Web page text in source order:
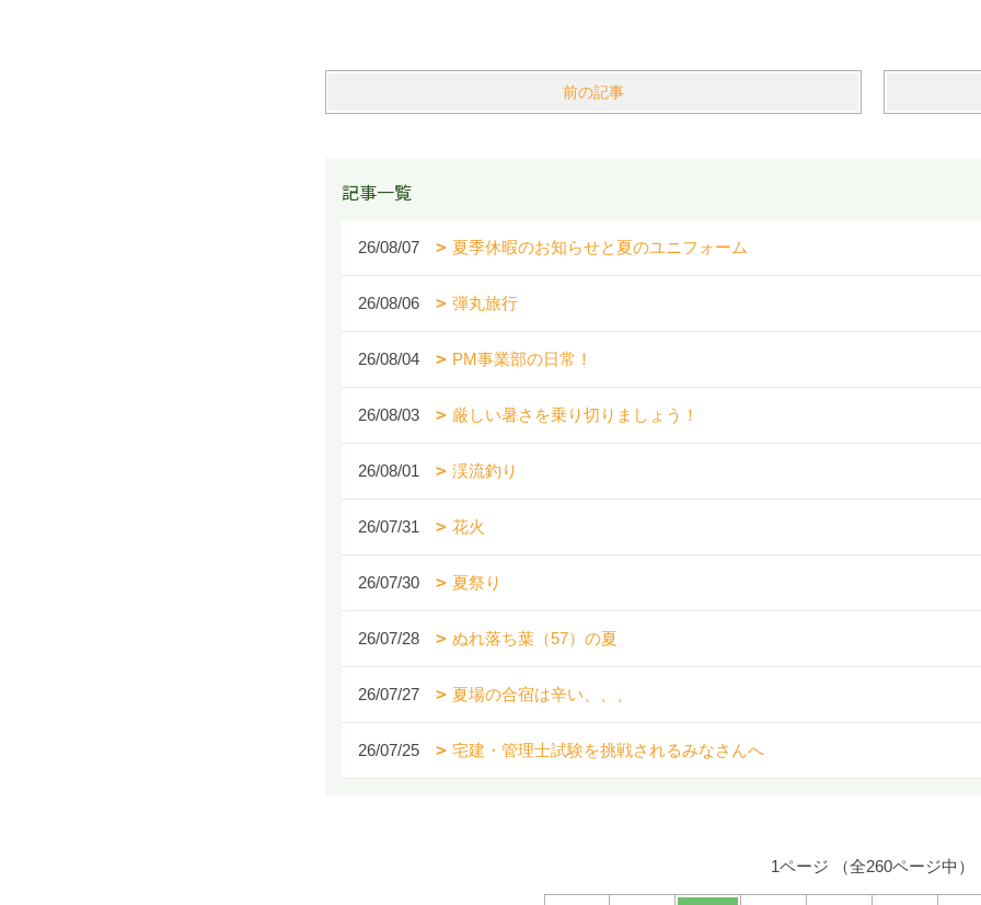
前の記事
記事一覧
26/08/07 夏季休暇のお知らせと夏のユニフォーム
26/08/06 弾丸旅行
26/08/04 PM事業部の日常！
26/08/03 厳しい暑さを乗り切りましょう！
26/08/01 渓流釣り
26/07/31 花火
26/07/30 夏祭り
26/07/28 ぬれ落ち葉（57）の夏
26/07/27 夏場の合宿は辛い、、、
26/07/25 宅建・管理士試験を挑戦されるみなさんへ
1ページ （全260ページ中）